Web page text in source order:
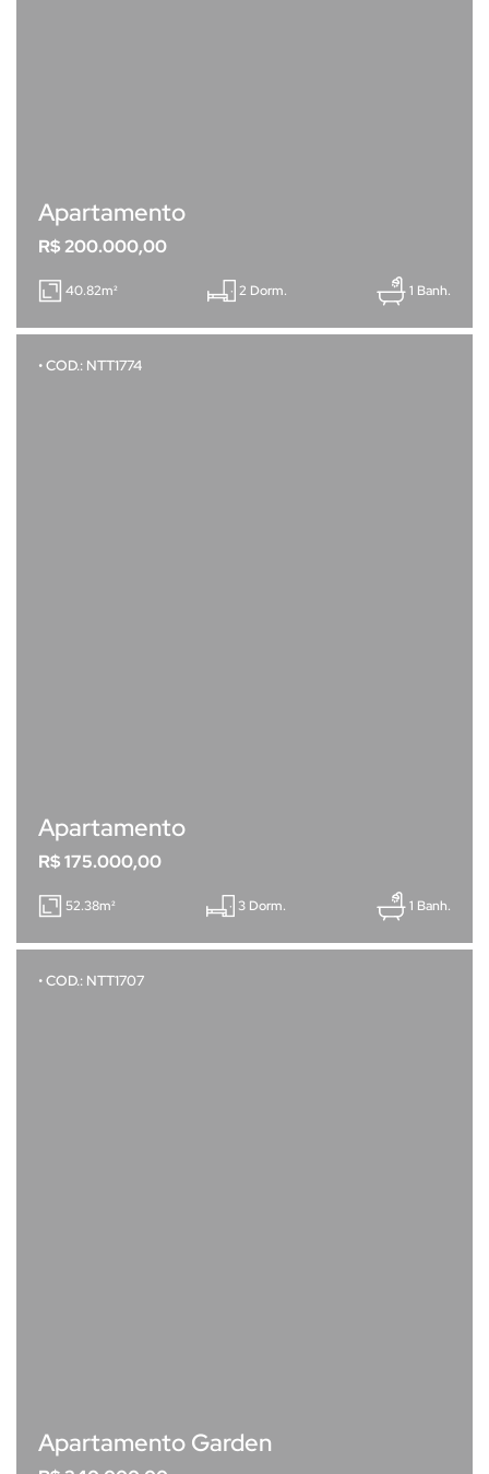
Apartamento
R$ 200.000,00
40.82m² 2 Dorm. 1 Banh.
• COD.: NTT1774
Apartamento
R$ 175.000,00
52.38m² 3 Dorm. 1 Banh.
• COD.: NTT1707
Apartamento Garden